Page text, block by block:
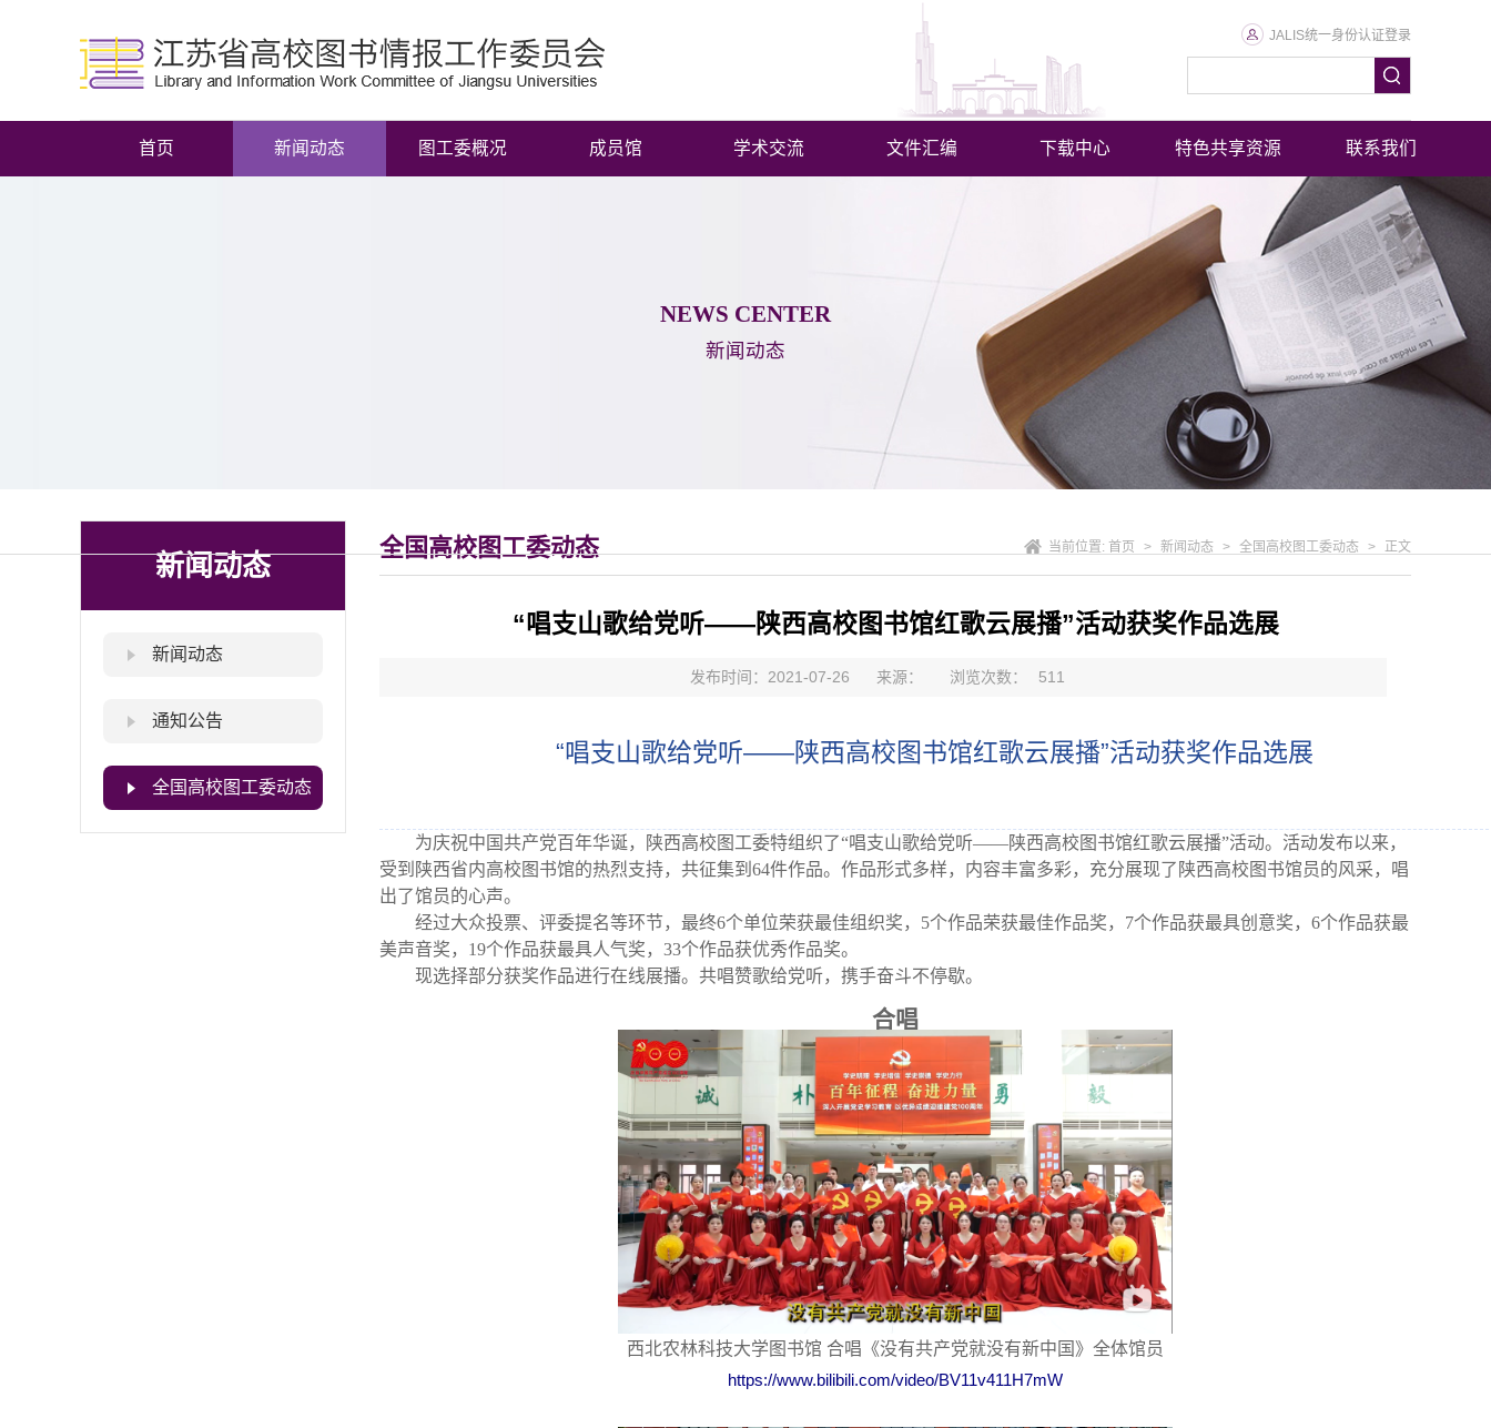
JALIS统一身份认证登录
首页 新闻动态 图工委概况 成员馆 学术交流 文件汇编 下载中心 特色共享资源 联系我们
NEWS CENTER
新闻动态
新闻动态
新闻动态
通知公告
全国高校图工委动态
全国高校图工委动态 当前位置: 首页 > 新闻动态 > 全国高校图工委动态 > 正文
“唱支山歌给党听——陕西高校图书馆红歌云展播”活动获奖作品选展
发布时间：2021-07-26 来源： 浏览次数： 511
“唱支山歌给党听——陕西高校图书馆红歌云展播”活动获奖作品选展
为庆祝中国共产党百年华诞，陕西高校图工委特组织了“唱支山歌给党听——陕西高校图书馆红歌云展播”活动。活动发布以来，
受到陕西省内高校图书馆的热烈支持，共征集到64件作品。作品形式多样，内容丰富多彩，充分展现了陕西高校图书馆员的风采，唱
出了馆员的心声。
经过大众投票、评委提名等环节，最终6个单位荣获最佳组织奖，5个作品荣获最佳作品奖，7个作品获最具创意奖，6个作品获最
美声音奖，19个作品获最具人气奖，33个作品获优秀作品奖。
现选择部分获奖作品进行在线展播。共唱赞歌给党听，携手奋斗不停歇。
合唱
西北农林科技大学图书馆 合唱《没有共产党就没有新中国》全体馆员
https://www.bilibili.com/video/BV11v411H7mW